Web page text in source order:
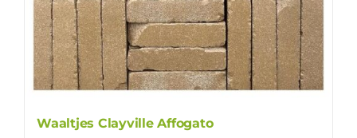
Waaltjes Clayville Affogato